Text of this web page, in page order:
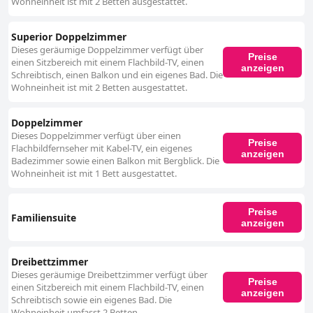
Zugang und der Nähe zu wichtigen Ski-Infrastrukturen, was es zu einer
idealen Wahl für Skibegeisterte macht. Funktionen wie beheizte Ski-
Aufbewahrung und der inbegriffene Zugang zu öffentlichen
Verkehrsmitteln und Bergbahnen über die Silvretta Basic Card
verbessern das Skierlebnis und machen es zu einem perfekten Ziel für
Lage, exzellente Küche, komfortable und saubere Unterkünfte,
hervorragenden Service und erstklassige Einrichtungen sowohl für
Entspannung als auch zum Skifahren auszeichnet.
Superior Doppelzimmer
Dieses geräumige Doppelzimmer verfügt über
einen Sitzbereich mit einem Flachbild-TV, einen
Schreibtisch, einen Balkon und ein eigenes Bad. Die
Wohneinheit ist mit 2 Betten ausgestattet.
Preise
anzeigen
Doppelzimmer
Dieses Doppelzimmer verfügt über einen
Flachbildfernseher mit Kabel-TV, ein eigenes
Badezimmer sowie einen Balkon mit Bergblick. Die
Wohneinheit ist mit 1 Bett ausgestattet.
Preise
anzeigen
Familiensuite
Preise
anzeigen
Dreibettzimmer
Dieses geräumige Dreibettzimmer verfügt über
einen Sitzbereich mit einem Flachbild-TV, einen
Schreibtisch sowie ein eigenes Bad. Die
Preise
anzeigen